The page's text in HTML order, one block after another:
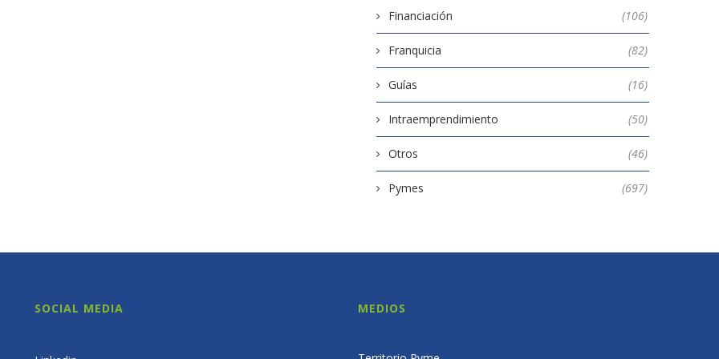
Financiación (106)
Franquicia (82)
Guías (16)
Intraemprendimiento (50)
Otros (46)
Pymes (697)
SOCIAL MEDIA MEDIOS